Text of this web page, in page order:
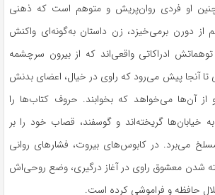
او فردی روان‌پریش و متوهم است که ذهنی
از دورن برمی‌خیزد، زن داستان به‌گونه‌ای واکنش
ادراکاتی واقعی‌اند که از بیرون سرچشمه
تا آنجا پیش می‌رود که راوی در خیال، اعضای بدنش
آن‌ها می‌خواهد که بخوابند. حروف کتاب‌ها را
خیابان‌ها گریخته‌اند و گوسفند، قصاب خود را بر
می‌برد. در کابوس‌های بیروت، فشارهای روانی
شدن معشوق راوی در آغاز درگیری، وضع روحی‌اش
حافظه و فراموشی کرده است.